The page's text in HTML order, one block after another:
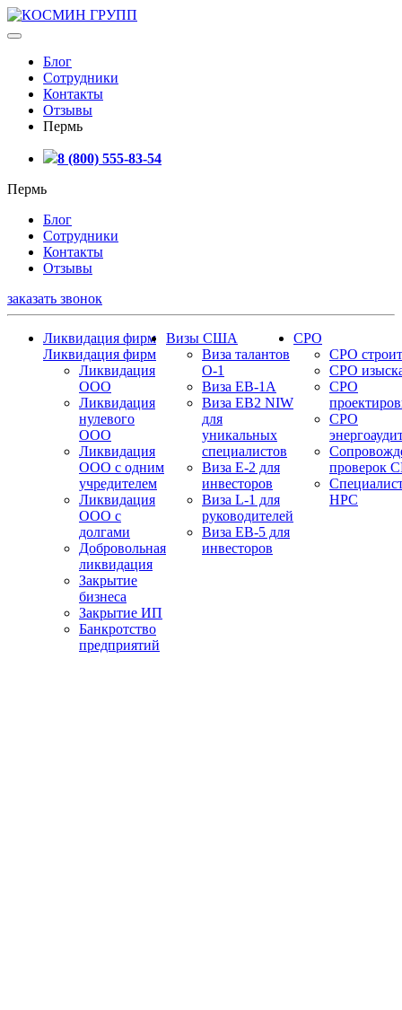
Блог
Сотрудники
Контакты
Отзывы
Пермь
8 (800) 555-83-54
Пермь
Блог
Сотрудники
Контакты
Отзывы
заказать звонок
Ликвидация фирм
Ликвидация фирм
Ликвидация
ООО
Ликвидация
нулевого
ООО
Ликвидация
ООО с одним
учредителем
Ликвидация
ООО с
долгами
Добровольная
ликвидация
Закрытие
бизнеса
Закрытие ИП
Банкротство
предприятий
Визы США
Виза талантов
О-1
Виза EB-1A
Виза EB2 NIW
для
уникальных
специалистов
Виза E-2 для
инвесторов
Виза L-1 для
руководителей
Виза EB-5 для
инвесторов
СРО
СРО
СРО
СРО
СРО
проверок
НРС